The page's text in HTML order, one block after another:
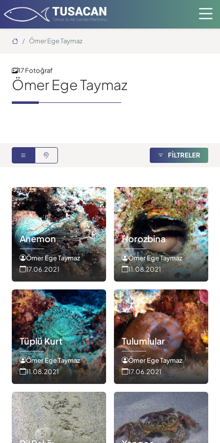
Ana Sayfa
Ömer Ege Taymaz
17 Fotoğraf
Ömer Ege Taymaz
FİLTRELER
Anemon
Ömer Ege Taymaz
17.06.2021
Horozbina
Ömer Ege Taymaz
11.08.2021
Tüplü Kurt
Ömer Ege Taymaz
11.08.2021
Tulumlular
Ömer Ege Taymaz
17.06.2021